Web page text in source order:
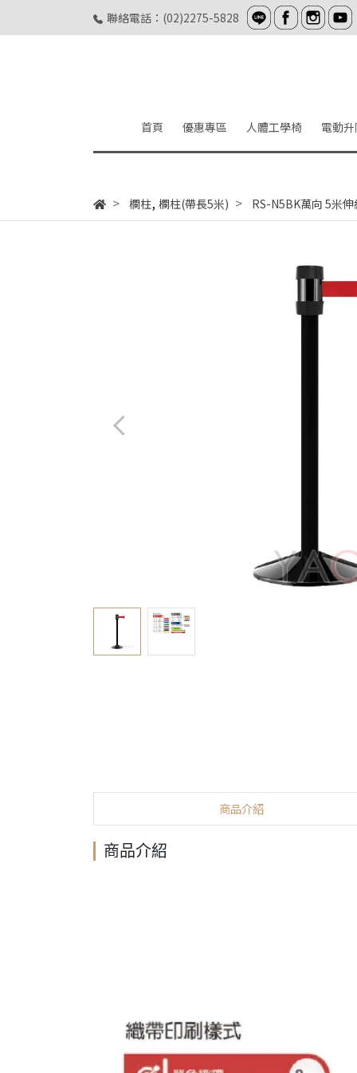
聯絡電話：(02)2275-5828
首頁 優惠專區 人體工學椅 電動
欄柱, 欄柱(帶長5米) RS-N5BK萬向 5米
商品介紹
商品介紹